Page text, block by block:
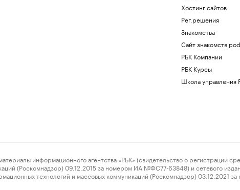
Хостинг сайтов
Рег.решения
Знакомства
Сайт знакомств
РБК Компании
РБК Курсы
Школа управления
информационного агентства «РБК» (свидетельство о регистрации
(Роскомнадзор) 09.12.2015 за номером ИА №ФС77-63848) и сетевого
технологий и массовых коммуникаций (Роскомнадзор)